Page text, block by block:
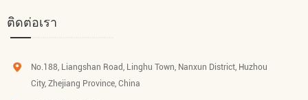
ติดต่อเรา
No.188, Liangshan Road, Linghu Town, Nanxun District, Huzhou
City, Zhejiang Province, China